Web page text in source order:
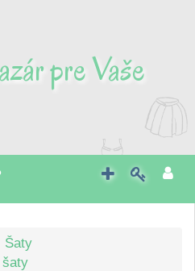
pre Vaše
Šaty
šaty